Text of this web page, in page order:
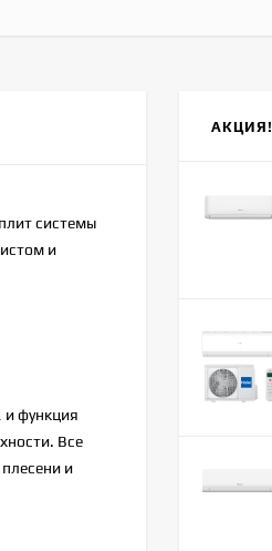
системы
и
и функция
Все
и
АКЦИЯ!